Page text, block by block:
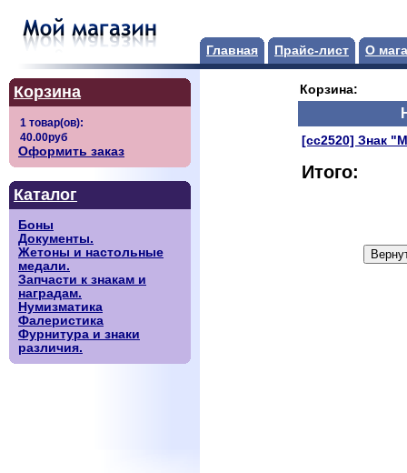
Главная Прайс-лист О
Корзина
Оформить заказ
Каталог
Боны
Документы.
Жетоны и настольные
медали.
Запчасти к знакам и
наградам.
Нумизматика
Фалеристика
Фурнитура и знаки
различия.
Корзина:
[сс2520] Знак
Итого: